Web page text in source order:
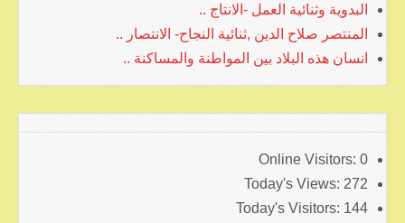
البدوية وثنائية العمل -الانتاج ..
المنتصر صلاح الدين ,ثنائية النجاح- الانتصار ..
انسان هذه البلاد بين المواطنة والمساكنة ..
Online Visitors: 0
Today's Views: 272
Today's Visitors: 144